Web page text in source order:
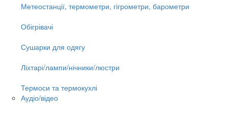
Метеостанції, термометри, гігрометри, барометри
Обігрівачі
Сушарки для одягу
Ліхтарі/лампи/нічники/люстри
Термоси та термокухлі
Аудіо/відео